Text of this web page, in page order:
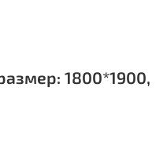
1800*1900,